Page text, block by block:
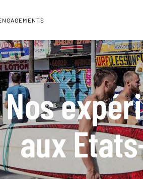
Nos
aux